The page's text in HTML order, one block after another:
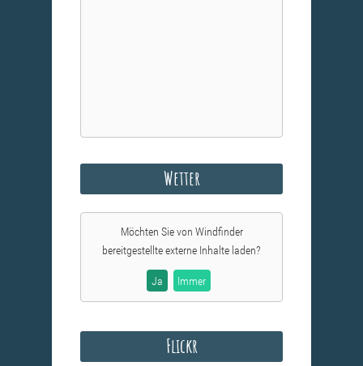
Wetter
Möchten Sie von Windfinder
bereitgestellte externe Inhalte laden?
Ja Immer
Flickr